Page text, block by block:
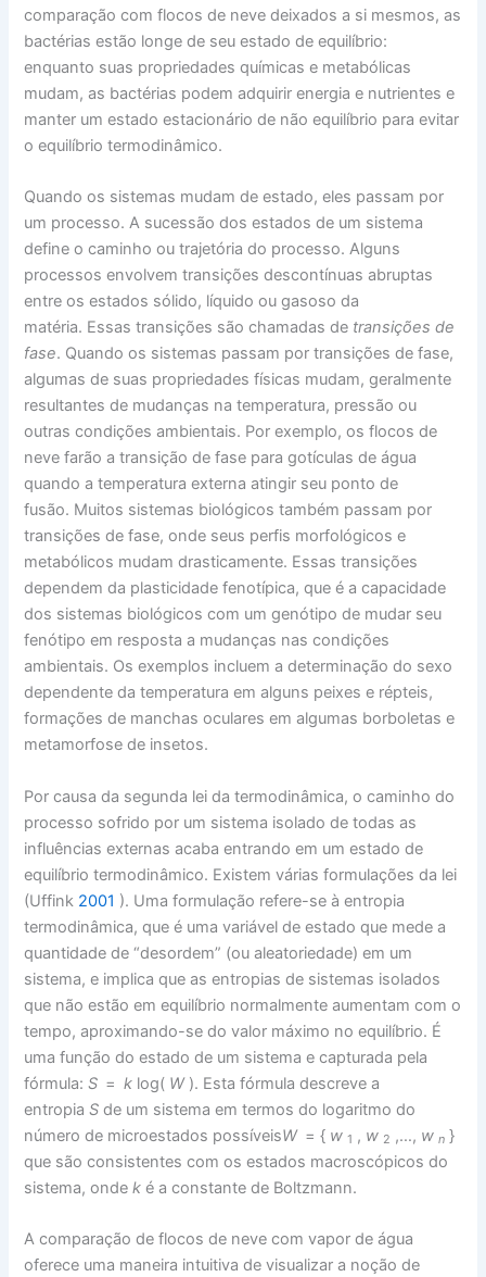
comparação com flocos de neve deixados a si mesmos, as
bactérias estão longe de seu estado de equilíbrio:
enquanto suas propriedades químicas e metabólicas
mudam, as bactérias podem adquirir energia e nutrientes e
manter um estado estacionário de não equilíbrio para evitar
o equilíbrio termodinâmico.
Quando os sistemas mudam de estado, eles passam por
um processo. A sucessão dos estados de um sistema
define o caminho ou trajetória do processo. Alguns
processos envolvem transições descontínuas abruptas
entre os estados sólido, líquido ou gasoso da
matéria. Essas transições são chamadas de transições de
fase. Quando os sistemas passam por transições de fase,
algumas de suas propriedades físicas mudam, geralmente
resultantes de mudanças na temperatura, pressão ou
outras condições ambientais. Por exemplo, os flocos de
neve farão a transição de fase para gotículas de água
quando a temperatura externa atingir seu ponto de
fusão. Muitos sistemas biológicos também passam por
transições de fase, onde seus perfis morfológicos e
metabólicos mudam drasticamente. Essas transições
dependem da plasticidade fenotípica, que é a capacidade
dos sistemas biológicos com um genótipo de mudar seu
fenótipo em resposta a mudanças nas condições
ambientais. Os exemplos incluem a determinação do sexo
dependente da temperatura em alguns peixes e répteis,
formações de manchas oculares em algumas borboletas e
metamorfose de insetos.
Por causa da segunda lei da termodinâmica, o caminho do
processo sofrido por um sistema isolado de todas as
influências externas acaba entrando em um estado de
equilíbrio termodinâmico. Existem várias formulações da lei
(Uffink 2001 ). Uma formulação refere-se à entropia
termodinâmica, que é uma variável de estado que mede a
quantidade de “desordem” (ou aleatoriedade) em um
sistema, e implica que as entropias de sistemas isolados
que não estão em equilíbrio normalmente aumentam com o
tempo, aproximando-se do valor máximo no equilíbrio. É
uma função do estado de um sistema e capturada pela
fórmula:S =k log( W). Esta fórmula descreve a
entropiaS de um sistema em termos do logaritmo do
número de microestados possíveisW= { w1 , w 2 ,…, wn }
que são consistentes com os estados macroscópicos do
sistema, ondek é a constante de Boltzmann.
A comparação de flocos de neve com vapor de água
oferece uma maneira intuitiva de visualizar a noção de